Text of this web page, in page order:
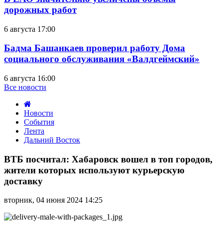
дорожных работ
6 августа 17:00
Бадма Башанкаев проверил работу Дома
социального обслуживания «Валдгеймский»
6 августа 16:00
Все новости
Новости
События
Лента
Дальний Восток
посчитал:
вошел
в
городов,
которых
ВТБ посчитал: Хабаровск вошел в топ городов,
жители которых используют курьерскую
доставку
вторник, 04 июня 2024 14:25